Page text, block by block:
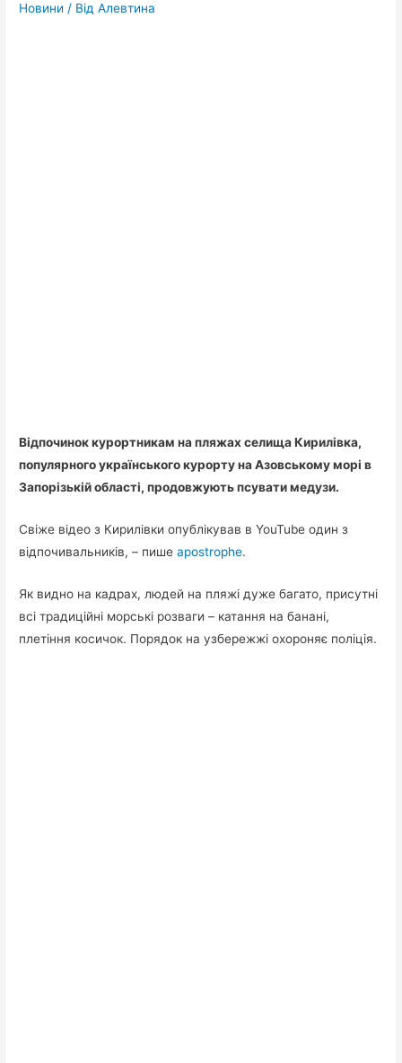
Новини / ВідАлевтина
Відпочинок курортникам на пляжах селища Кирилівка,
популярного українського курорту на Азовському морі в
Запорізькій області, продовжують псувати медузи.
Свіже відео з Кирилівки опублікував в YouTube один з
відпочивальників, – пишеapostrophe.
Як видно на кадрах, людей на пляжі дуже багато, присутні
всі традиційні морські розваги – катання на банані,
плетіння косичок. Порядок на узбережжі охороняє поліція.